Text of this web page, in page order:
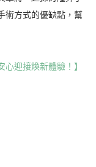
術方式的優缺點，幫
心迎接煥新體驗！】